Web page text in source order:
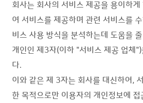
회사는 회사의 서비스 제공을 용이하게
여 서비스를 제공하며 관련 서비스를
비스 사용 방식을 분석하는데 도움을
개인인 제3자(이하 "서비스 제공 업체")
다.
이와 같은 제 3자는 회사를 대신하여,
한 목적으로만 이용자의 개인정보에